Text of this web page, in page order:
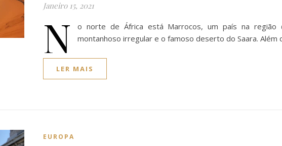
Janeiro 15, 2021
N
o norte de África está Marrocos, um país na região
montanhoso irregular e o famoso deserto do Saara.
LER MAIS
EUROPA